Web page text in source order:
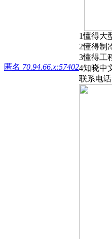
匿名 70.94.66.x:57402
1懂得大
2懂得制
3懂得工
4知晓中
联系电话